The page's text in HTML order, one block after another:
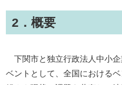
2．概要
下関市と独立行政法人中小
ベントとして、全国における